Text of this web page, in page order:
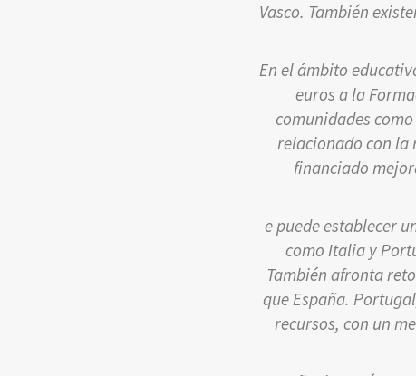
Vasco. También
En el ámbito
euros a la
comunidades
relacionado con
financiado
e puede establecer
como Italia y
También afronta
que España.
recursos, con un